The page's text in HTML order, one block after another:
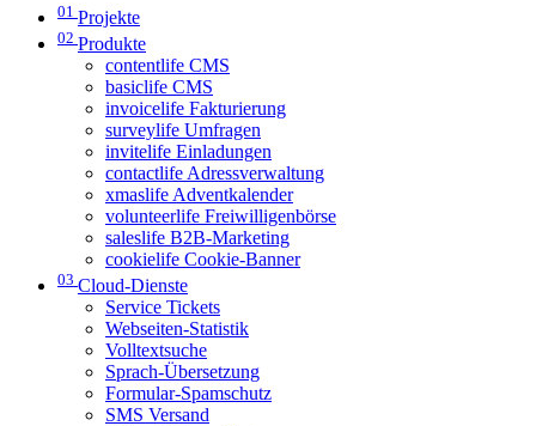
01 Projekte
02 Produkte
contentlife CMS
basiclife CMS
invoicelife Fakturierung
surveylife Umfragen
invitelife Einladungen
contactlife Adressverwaltung
xmaslife Adventkalender
volunteerlife Freiwilligenbörse
saleslife B2B-Marketing
cookielife Cookie-Banner
03 Cloud-Dienste
Service Tickets
Webseiten-Statistik
Volltextsuche
Sprach-Übersetzung
Formular-Spamschutz
SMS Versand